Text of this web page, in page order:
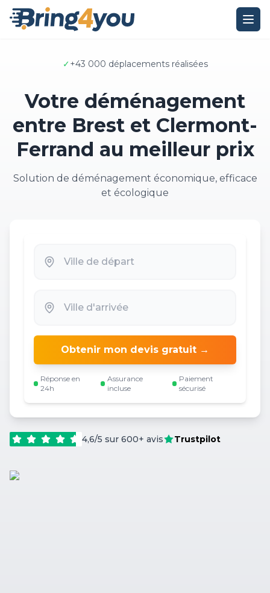
✓+43 000 déplacements réalisées
Votre déménagement
entre Brest et Clermont-
Ferrand au meilleur prix
Solution de déménagement économique, efficace
et écologique
Obtenir mon devis gratuit →
Réponse en
24h
Assurance
incluse
Paiement
sécurisé
4,6/5 sur 600+ avis Trustpilot